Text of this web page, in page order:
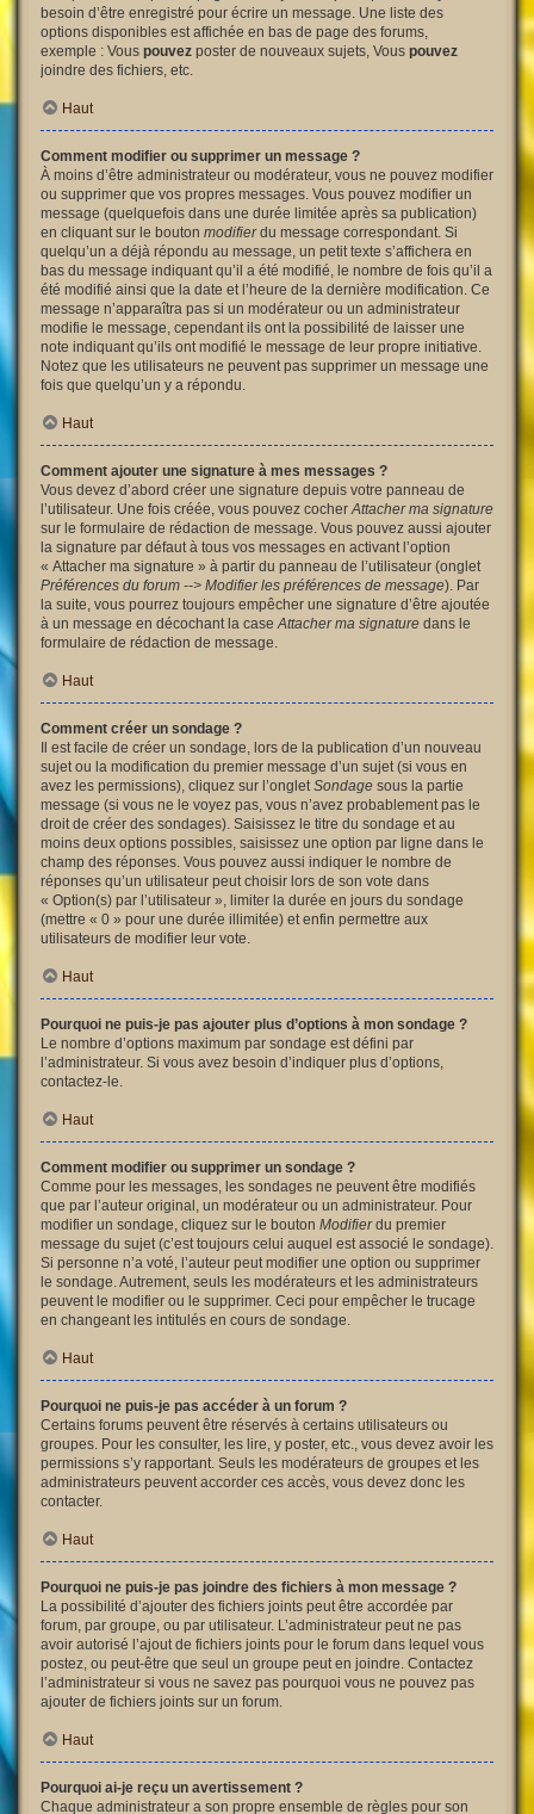
besoin d’être enregistré pour écrire un message. Une liste des
options disponibles est affichée en bas de page des forums,
exemple : Vous pouvez poster de nouveaux sujets, Vous pouvez
joindre des fichiers, etc.
Haut
Comment modifier ou supprimer un message ?
À moins d’être administrateur ou modérateur, vous ne pouvez modifier
ou supprimer que vos propres messages. Vous pouvez modifier un
message (quelquefois dans une durée limitée après sa publication)
en cliquant sur le bouton modifierdu message correspondant. Si
quelqu’un a déjà répondu au message, un petit texte s’affichera en
bas du message indiquant qu’il a été modifié, le nombre de fois qu’il a
été modifié ainsi que la date et l’heure de la dernière modification. Ce
message n’apparaîtra pas si un modérateur ou un administrateur
modifie le message, cependant ils ont la possibilité de laisser une
note indiquant qu’ils ont modifié le message de leur propre initiative.
Notez que les utilisateurs ne peuvent pas supprimer un message une
fois que quelqu’un y a répondu.
Haut
Comment ajouter une signature à mes messages ?
Vous devez d’abord créer une signature depuis votre panneau de
l’utilisateur. Une fois créée, vous pouvez cocherAttacher ma signature
sur le formulaire de rédaction de message. Vous pouvez aussi ajouter
la signature par défaut à tous vos messages en activant l’option
« Attacher ma signature » à partir du panneau de l’utilisateur (onglet
Préférences du forum --> Modifier les préférences de message). Par
la suite, vous pourrez toujours empêcher une signature d’être ajoutée
à un message en décochant la caseAttacher ma signature dans le
formulaire de rédaction de message.
Haut
Comment créer un sondage ?
Il est facile de créer un sondage, lors de la publication d’un nouveau
sujet ou la modification du premier message d’un sujet (si vous en
avez les permissions), cliquez sur l’ongletSondage sous la partie
message (si vous ne le voyez pas, vous n’avez probablement pas le
droit de créer des sondages). Saisissez le titre du sondage et au
moins deux options possibles, saisissez une option par ligne dans le
champ des réponses. Vous pouvez aussi indiquer le nombre de
réponses qu’un utilisateur peut choisir lors de son vote dans
« Option(s) par l’utilisateur », limiter la durée en jours du sondage
(mettre « 0 » pour une durée illimitée) et enfin permettre aux
utilisateurs de modifier leur vote.
Haut
Pourquoi ne puis-je pas ajouter plus d’options à mon sondage ?
Le nombre d’options maximum par sondage est défini par
l’administrateur. Si vous avez besoin d’indiquer plus d’options,
contactez-le.
Haut
Comment modifier ou supprimer un sondage ?
Comme pour les messages, les sondages ne peuvent être modifiés
que par l’auteur original, un modérateur ou un administrateur. Pour
modifier un sondage, cliquez sur le bouton Modifierdu premier
message du sujet (c’est toujours celui auquel est associé le sondage).
Si personne n’a voté, l’auteur peut modifier une option ou supprimer
le sondage. Autrement, seuls les modérateurs et les administrateurs
peuvent le modifier ou le supprimer. Ceci pour empêcher le trucage
en changeant les intitulés en cours de sondage.
Haut
Pourquoi ne puis-je pas accéder à un forum ?
Certains forums peuvent être réservés à certains utilisateurs ou
groupes. Pour les consulter, les lire, y poster, etc., vous devez avoir les
permissions s’y rapportant. Seuls les modérateurs de groupes et les
administrateurs peuvent accorder ces accès, vous devez donc les
contacter.
Haut
Pourquoi ne puis-je pas joindre des fichiers à mon message ?
La possibilité d’ajouter des fichiers joints peut être accordée par
forum, par groupe, ou par utilisateur. L’administrateur peut ne pas
avoir autorisé l’ajout de fichiers joints pour le forum dans lequel vous
postez, ou peut-être que seul un groupe peut en joindre. Contactez
l’administrateur si vous ne savez pas pourquoi vous ne pouvez pas
ajouter de fichiers joints sur un forum.
Haut
Pourquoi ai-je reçu un avertissement ?
Chaque administrateur a son propre ensemble de règles pour son